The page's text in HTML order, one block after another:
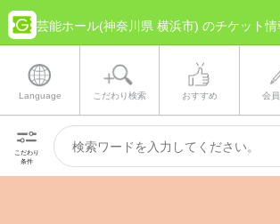
芸能ホール(神奈川県 横浜市) のチケット情
Language こだわり検索 おすすめ 会
こだわり
条件